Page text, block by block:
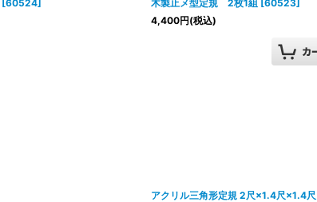
[60524]
木製止メ型定規 2枚1組 [60523]
4,400円(税込)
アクリル三角形定規 2尺×1.4尺×1.4尺